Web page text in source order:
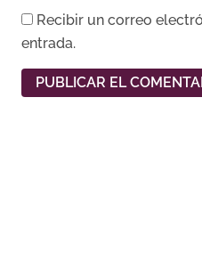
Recibir un correo
entrada.